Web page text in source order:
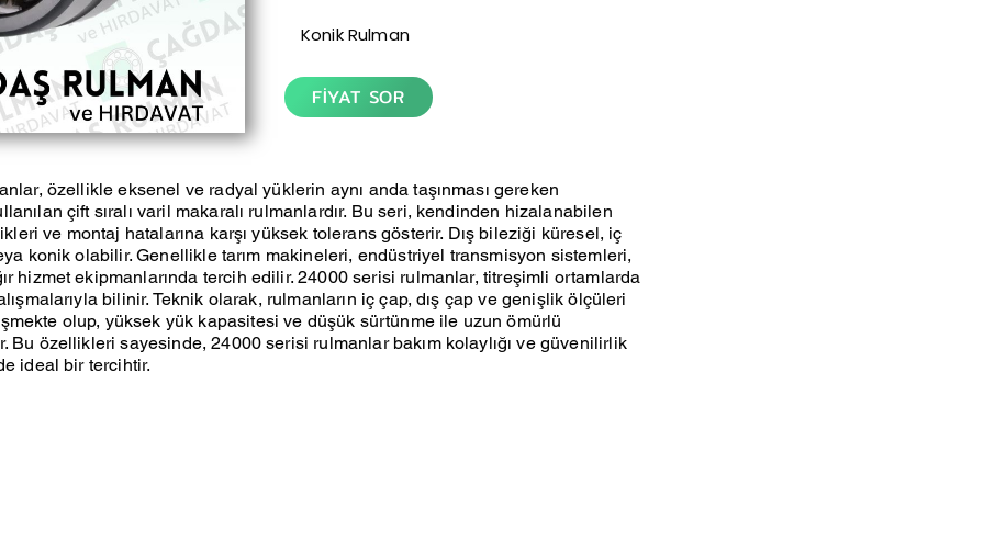
Konik Rulman
FİYAT SOR
özellikle eksenel ve radyal yüklerin aynı anda taşınması gereken
çift sıralı varil makaralı rulmanlardır. Bu seri, kendinden hizalanabilen
ve montaj hatalarına karşı yüksek tolerans gösterir. Dış bileziği küresel, iç
konik olabilir. Genellikle tarım makineleri, endüstriyel transmisyon sistemleri,
hizmet ekipmanlarında tercih edilir. 24000 serisi rulmanlar, titreşimli ortamlarda
bilinir. Teknik olarak, rulmanların iç çap, dış çap ve genişlik ölçüleri
olup, yüksek yük kapasitesi ve düşük sürtünme ile uzun ömürlü
Bu özellikleri sayesinde, 24000 serisi rulmanlar bakım kolaylığı ve güvenilirlik
ideal bir tercihtir.